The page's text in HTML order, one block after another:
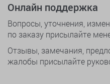
Онлайн поддержка
Вопросы, уточнения,
по заказу присылайте
Отзывы, замечания,
жалобы присылайте